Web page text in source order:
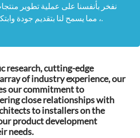
نفخر بأنفسنا على عملية تطوير
، مما يسمح لنا بتقديم جودة وابتكار متسقين للصناعة.
research, cutting-edge
of industry experience, our
our commitment to
close relationships with
to installers on the
product development
needs.